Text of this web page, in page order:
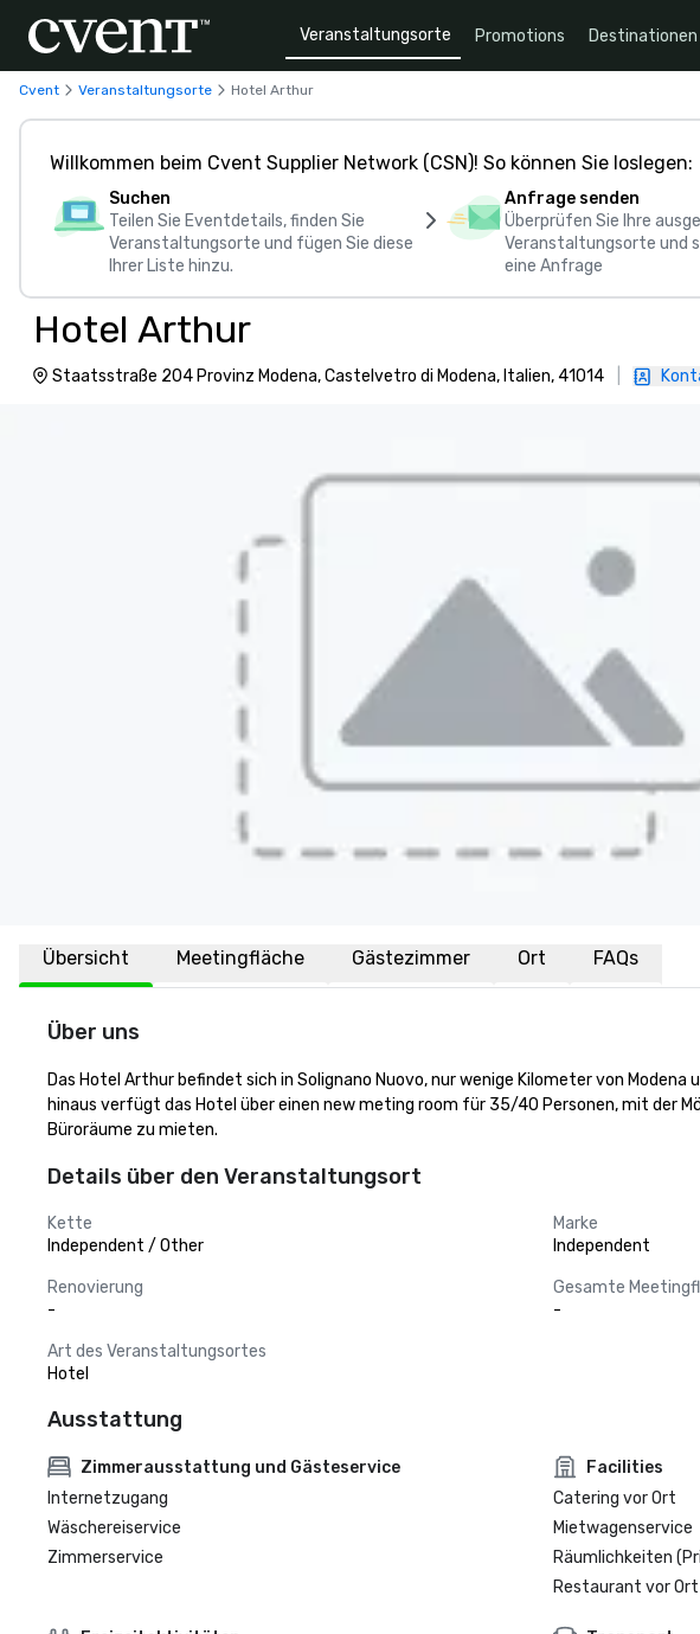
Veranstaltungsorte Promotions Destinationen
Cvent Veranstaltungsorte Hotel Arthur
Willkommen beim Cvent Supplier Network (CSN)! So können Sie loslegen:
Suchen
Teilen Sie Eventdetails, finden Sie
Veranstaltungsorte und fügen Sie diese
Ihrer Liste hinzu.
Anfrage senden
Überprüfen Sie Ihre
Veranstaltungsorte und
eine Anfrage
Hotel Arthur
Staatsstraße 204 Provinz Modena, Castelvetro di Modena, Italien, 41014
Übersicht Meetingfläche Gästezimmer Ort FAQs
Über uns
Das Hotel Arthur befindet sich in Solignano Nuovo, nur wenige Kilometer von
hinaus verfügt das Hotel über einen new meting room für 35/40 Personen, mit der
Büroräume zu mieten.
Details über den Veranstaltungsort
Kette
Independent / Other
Marke
Independent
Renovierung
-
Gesamte
-
Art des Veranstaltungsortes
Hotel
Ausstattung
Zimmerausstattung und Gästeservice
Internetzugang
Wäschereiservice
Zimmerservice
Facilities
Catering vor Ort
Mietwagenservice
Räumlichkeiten
Restaurant vor Ort